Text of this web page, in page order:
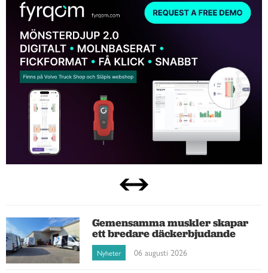
Gemensamma muskler skapar
ett bredare däckerbjudande
Nyheter 06 augusti 2026